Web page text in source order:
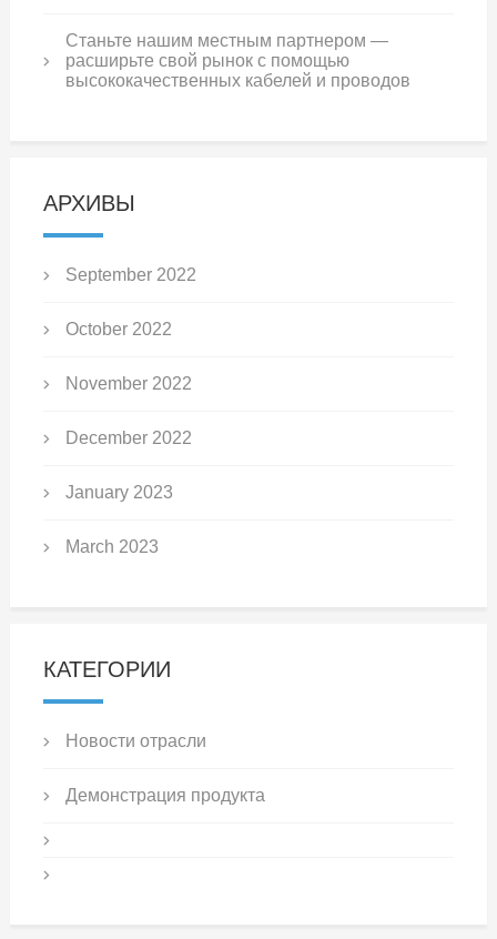
Станьте нашим местным партнером —
расширьте свой рынок с помощью
высококачественных кабелей и проводов
АРХИВЫ
September 2022
October 2022
November 2022
December 2022
January 2023
March 2023
КАТЕГОРИИ
Новости отрасли
Демонстрация продукта